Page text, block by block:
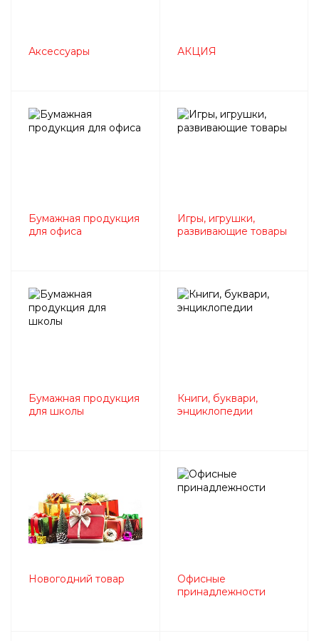
Аксессуары АКЦИЯ
Бумажная продукция
для офиса
Игры, игрушки,
развивающие товары
Бумажная продукция
для школы
Книги, буквари,
энциклопедии
Новогодний товар
Офисные
принадлежности